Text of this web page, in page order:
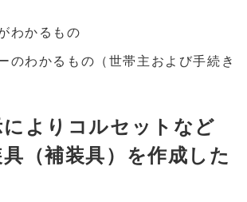
わかるもの
のわかるもの（世帯主および手続き
によりコルセットなど
（補装具）を作成した